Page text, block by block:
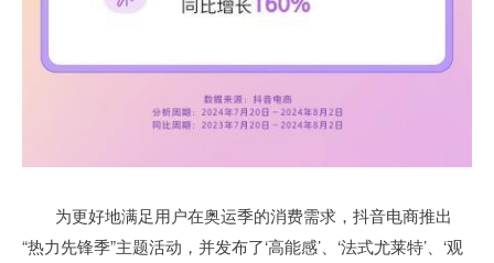
为更好地满足用户在奥运季的消费需求，抖音电商推出
“热力先锋季”主题活动，并发布了‘高能感’、‘法式尤莱特’、‘观